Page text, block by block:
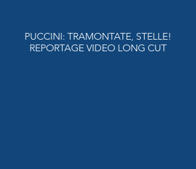
PUCCINI: TRAMONTATE, STELLE!
REPORTAGE VIDEO LONG CUT